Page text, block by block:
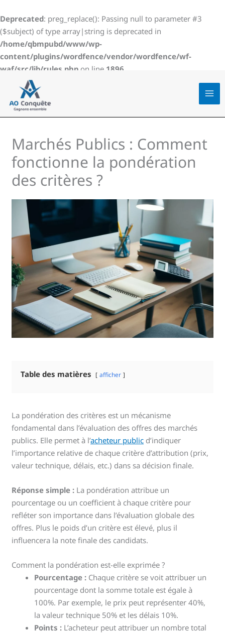
Deprecated: preg_replace(): Passing null to parameter #3
($subject) of type array|string is deprecated in
/home/qbmpubd/www/wp-
content/plugins/wordfence/vendor/wordfence/wf-
waf/src/lib/rules.php on line 1896
au
contenu
Marchés Publics : Comment
fonctionne la pondération
des critères ?
Table des matières afficher
La pondération des critères est un mécanisme
fondamental dans l’évaluation des offres des marchés
publics. Elle permet à l’acheteur public d’indiquer
l’importance relative de chaque critère d’attribution (prix,
valeur technique, délais, etc.) dans sa décision finale.
Réponse simple : La pondération attribue un
pourcentage ou un coefficient à chaque critère pour
refléter son importance dans l’évaluation globale des
offres. Plus le poids d’un critère est élevé, plus il
influencera la note finale des candidats.
Comment la pondération est-elle exprimée ?
Pourcentage : Chaque critère se voit attribuer un
pourcentage dont la somme totale est égale à
100%. Par exemple, le prix peut représenter 40%,
la valeur technique 50% et les délais 10%.
Points : L’acheteur peut attribuer un nombre total